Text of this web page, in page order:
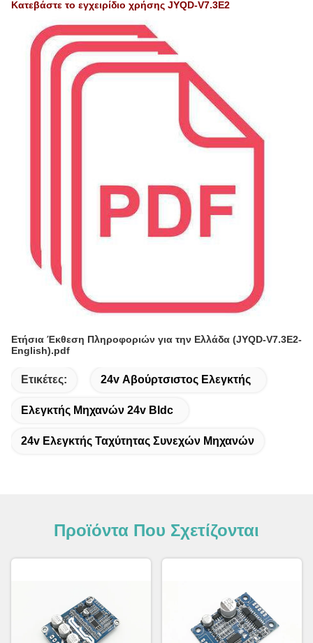
Κατεβάστε το εγχειρίδιο χρήσης JYQD-V7.3E2
Ετήσια Έκθεση Πληροφοριών για την Ελλάδα (JYQD-V7.3E2-
English).pdf
Ετικέτες: 24v Αβούρτσιστος Ελεγκτής
Ελεγκτής Μηχανών 24v Bldc
24v Ελεγκτής Ταχύτητας Συνεχών Μηχανών
Προϊόντα Που Σχετίζονται